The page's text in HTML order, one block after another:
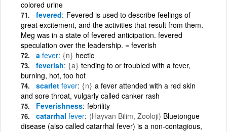
colored urine
fevered Fevered is used to describe feelings of
great excitement, and the activities that result from them.
Meg was in a state of fevered anticipation. fevered
speculation over the leadership. = feverish
a fever {n} hectic
feverish {a} tending to or troubled with a fever,
burning, hot, too hot
scarlet fever {n} a fever attended with a red skin
and sore throat, vulgarly called canker rash
Feverishness febrility
catarrhal fever (Hayvan Bilim, Zooloji) Bluetongue
disease (also called catarrhal fever) is a non-contagious,